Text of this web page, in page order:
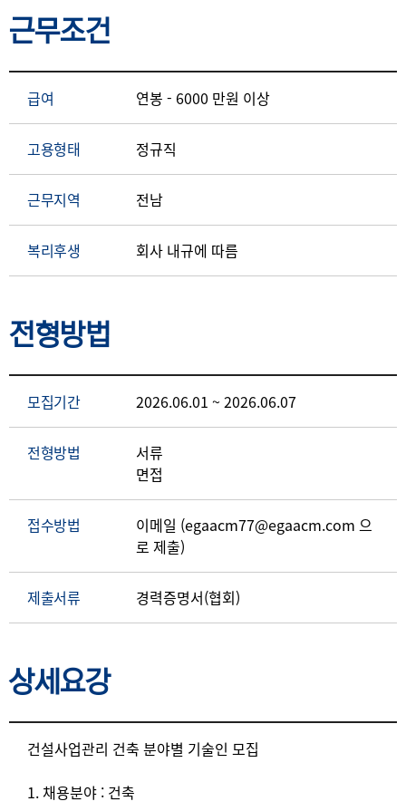
근무조건
급여 연봉 - 6000 만원 이상
고용형태 정규직
근무지역 전남
복리후생 회사 내규에 따름
전형방법
모집기간 2026.06.01 ~ 2026.06.07
전형방법
서류
면접
접수방법
이메일 (egaacm77@egaacm.com 으
로 제출)
제출서류 경력증명서(협회)
상세요강
상세요강
건설사업관리 건축 분야별 기술인 모집
1. 채용분야 : 건축